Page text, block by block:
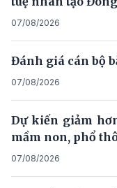
07/08/2026
Đánh giá cán bộ
07/08/2026
Dự kiến giảm
mầm non, phổ
07/08/2026